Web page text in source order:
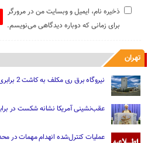
ذخیره نام، ایمیل و وبسایت من در مرورگر
برای زمانی که دوباره دیدگاهی می‌نویسم.
تهران
نیروگاه برق ری مکلف به کاشت 2 برابری درختان قطع‌شده شد
عقب‌نشینی آمریکا نشانه شکست در
عملیات کنترل‌شده انهدام مهمات در